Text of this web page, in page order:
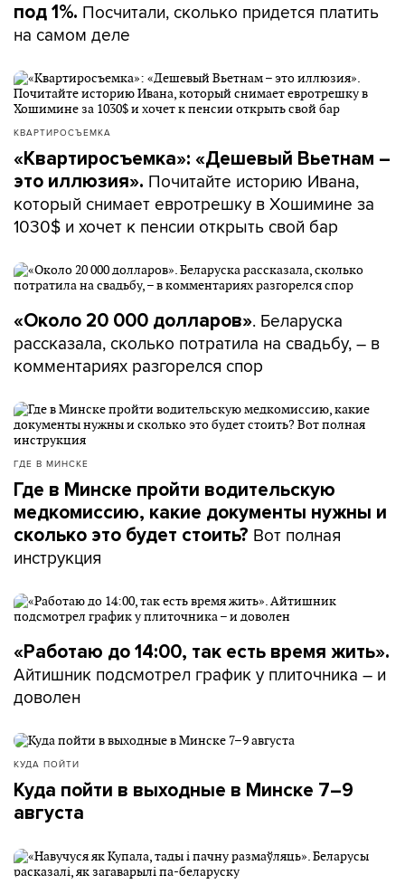
под 1%. Посчитали, сколько придется платить
на самом деле
КВАРТИРОСЪЕМКА
«Квартиросъемка»: «Дешевый Вьетнам –
это иллюзия». Почитайте историю Ивана,
который снимает евротрешку в Хошимине за
1030$ и хочет к пенсии открыть свой бар
«Около 20 000 долларов». Беларуска
рассказала, сколько потратила на свадьбу, – в
комментариях разгорелся спор
ГДЕ В МИНСКЕ
Где в Минске пройти водительскую
медкомиссию, какие документы нужны и
сколько это будет стоить? Вот полная
инструкция
«Работаю до 14:00, так есть время жить».
Айтишник подсмотрел график у плиточника – и
доволен
КУДА ПОЙТИ
Куда пойти в выходные в Минске 7–9
августа